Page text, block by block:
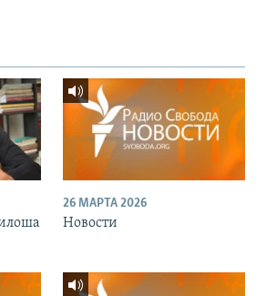
26 МАРТА 2026
Новости